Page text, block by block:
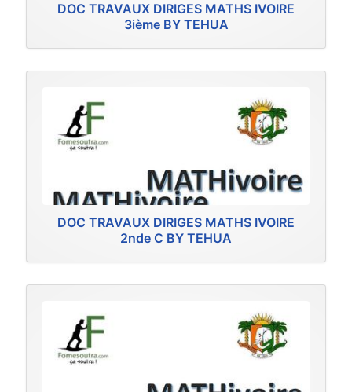
DOC TRAVAUX DIRIGES MATHS IVOIRE
3ième BY TEHUA
DOC TRAVAUX DIRIGES MATHS IVOIRE
2nde C BY TEHUA